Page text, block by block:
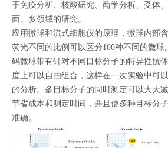
于免疫分析、核酸研究、酶学分析、受体
面、多领域的研究。
应用微球和流式细胞仪的原理，微球内部
荧光不同的比例可以区分100种不同的微球
码微球带有针对不同目标分子的特异性抗
度上可以自由组合，这样在一次实验中可
的分析。多目标分子的同时测定可以大大
节省成本和测定时间，并且使多种目标分
准确。